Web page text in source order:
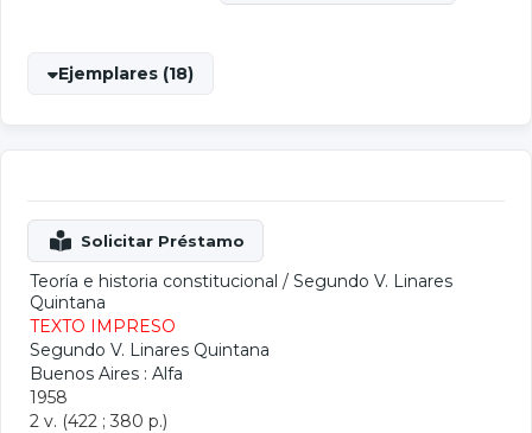
Ejemplares (18)
Teoría e historia constitucional / Segundo V. Linares
Quintana
TEXTO IMPRESO
Segundo V. Linares Quintana
Buenos Aires : Alfa
1958
2 v. (422 ; 380 p.)